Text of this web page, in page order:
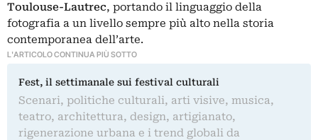
Toulouse-Lautrec, portando il linguaggio della
fotografia a un livello sempre più alto nella storia
contemporanea dell’arte.
L'ARTICOLO CONTINUA PIÙ SOTTO
Fest, il settimanale sui festival culturali
Scenari, politiche culturali, arti visive, musica,
teatro, architettura, design, artigianato,
rigenerazione urbana e i trend globali da